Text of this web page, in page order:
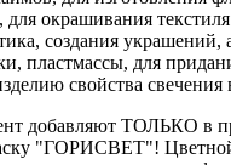
для окрашивания
создания украшений,
пластмассы, для
свойства свечения
добавляют ТОЛЬКО в
"ГОРИСВЕТ"!